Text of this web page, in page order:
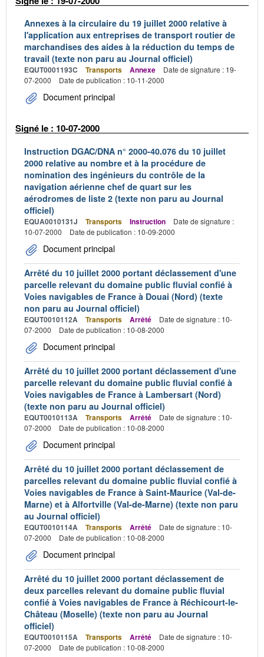
Annexes à la circulaire du 19 juillet 2000 relative à
l'application aux entreprises de transport routier de
marchandises des aides à la réduction du temps de
travail (texte non paru au Journal officiel)
EQUT0001193C Transports Annexe
Date de signature : 19-
07-2000
Date de publication : 10-11-2000
Document principal
Signé le : 10-07-2000
Instruction DGAC/DNA n° 2000-40.076 du 10 juillet
2000 relative au nombre et à la procédure de
nomination des ingénieurs du contrôle de la
navigation aérienne chef de quart sur les
aérodromes de liste 2 (texte non paru au Journal
officiel)
EQUA0010131J Transports Instruction
Date de signature :
10-07-2000
Date de publication : 10-09-2000
Document principal
Arrêté du 10 juillet 2000 portant déclassement d'une
parcelle relevant du domaine public fluvial confié à
Voies navigables de France à Douai (Nord) (texte
non paru au Journal officiel)
EQUT0010112A Transports Arrêté
Date de signature : 10-
07-2000
Date de publication : 10-08-2000
Document principal
Arrêté du 10 juillet 2000 portant déclassement d'une
parcelle relevant du domaine public fluvial confié à
Voies navigables de France à Lambersart (Nord)
(texte non paru au Journal officiel)
EQUT0010113A Transports Arrêté
Date de signature : 10-
07-2000
Date de publication : 10-08-2000
Document principal
Arrêté du 10 juillet 2000 portant déclassement de
parcelles relevant du domaine public fluvial confié à
Voies navigables de France à Saint-Maurice (Val-de-
Marne) et à Alfortville (Val-de-Marne) (texte non paru
au Journal officiel)
EQUT0010114A Transports Arrêté
Date de signature : 10-
07-2000
Date de publication : 10-08-2000
Document principal
Arrêté du 10 juillet 2000 portant déclassement de
deux parcelles relevant du domaine public fluvial
confié à Voies navigables de France à Réchicourt-le-
Château (Moselle) (texte non paru au Journal
officiel)
EQUT0010115A Transports Arrêté
Date de signature : 10-
07-2000
Date de publication : 10-08-2000